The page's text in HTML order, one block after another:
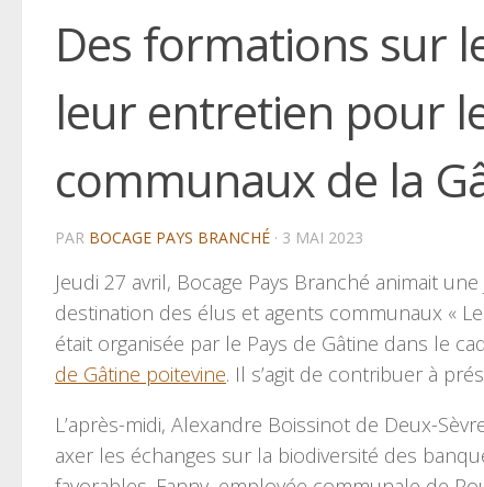
Des formations sur
leur entretien pour
communaux de la
PAR BOCAGE PAYS BRANCHÉ · 3 MAI 2023
Jeudi 27 avril, Bocage Pays Branché animait
destination des élus et agents communaux «
était organisée par le Pays de Gâtine dans le
de Gâtine poitevine. Il s’agit de contribuer à
L’après-midi, Alexandre Boissinot de Deux-
axer les échanges sur la biodiversité des